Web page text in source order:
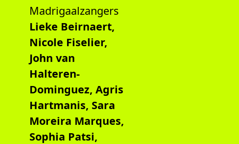
Madrigaalzangers
Lieke Beirnaert,
Nicole Fiselier,
John van
Halteren-
Dominguez, Agris
Hartmanis, Sara
Moreira Marques,
Sophia Patsi,